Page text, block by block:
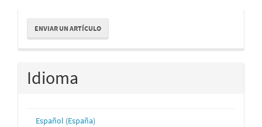
Enviar
un
artículo
ENVIAR UN ARTÍCULO
Idioma
Español (España)